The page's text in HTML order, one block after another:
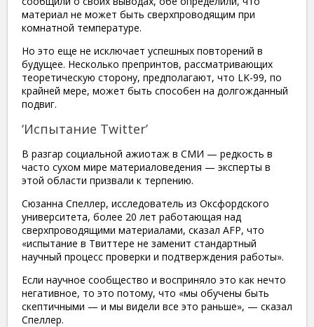
материал не может быть сверхпроводящим при
комнатной температуре.
​Но это еще не исключает успешных повторений в
будущее. Несколько препринтов, рассматривающих
теоретическую сторону, предполагают, что LK-99, по
крайней мере, может быть способен на долгожданный
подвиг.
‘Испытание Twitter’
В разгар социальной ажиотаж в СМИ — редкость в
часто сухом мире материаловедения — эксперты в
этой области призвали к терпению.
Сюзанна Спеллер, исследователь из Оксфордского
университета, более 20 лет работающая над
сверхпроводящими материалами, сказал AFP, что
«испытание в Твиттере не заменит стандартный
научный процесс проверки и подтверждения работы».
Если научное сообщество и восприняло это как нечто
негативное, то это потому, что «мы обучены быть
скептичными — и мы видели все это раньше», — сказал
Спеллер.